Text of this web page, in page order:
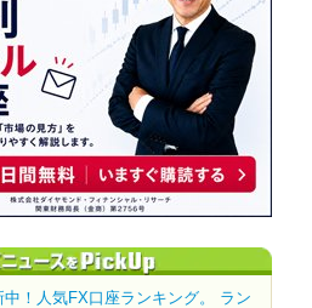
中！人気FX口座ランキング。 ラン